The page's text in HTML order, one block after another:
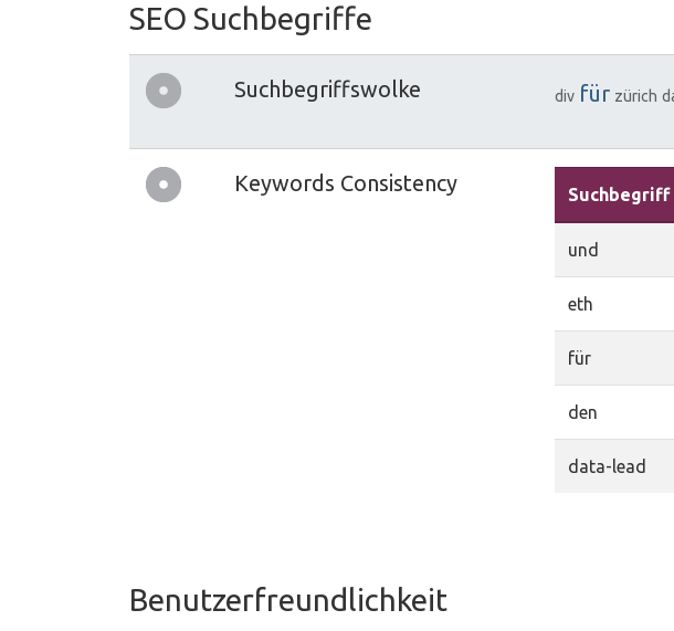
SEO Suchbegriffe
Suchbegriffswolke div für zürich
Keywords Consistency Suchbegriff
und
eth
für
den
data-lead
Benutzerfreundlichkeit